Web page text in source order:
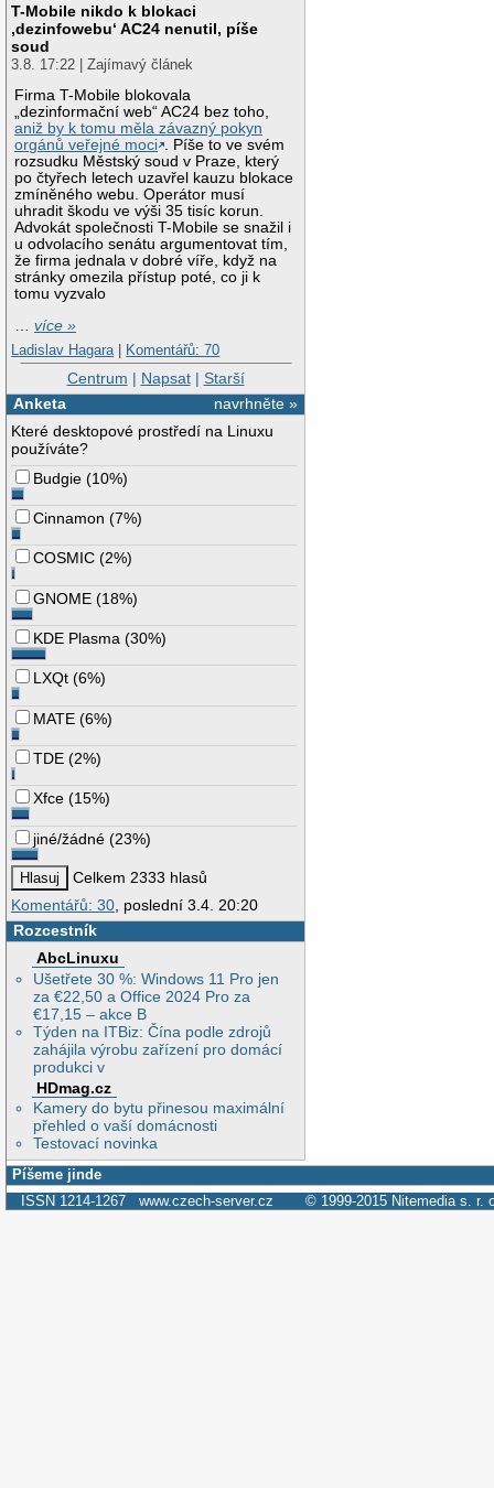
T-Mobile nikdo k blokaci
‚dezinfowebu‘ AC24 nenutil, píše
soud
3.8. 17:22 | Zajímavý článek
Firma T-Mobile blokovala
„dezinformační web“ AC24 bez toho,
aniž by k tomu měla závazný pokyn
orgánů veřejné moci . Píše to ve svém
rozsudku Městský soud v Praze, který
po čtyřech letech uzavřel kauzu blokace
zmíněného webu. Operátor musí
uhradit škodu ve výši 35 tisíc korun.
Advokát společnosti T-Mobile se snažil i
u odvolacího senátu argumentovat tím,
že firma jednala v dobré víře, když na
stránky omezila přístup poté, co ji k
tomu vyzvalo
…více »
Ladislav Hagara | Komentářů: 70
Centrum | Napsat| Starší
navrhněte »
Anketa
Které desktopové prostředí na Linuxu
používáte?
Budgie (10%)
Cinnamon (7%)
COSMIC (2%)
GNOME (18%)
KDE Plasma (30%)
LXQt (6%)
MATE (6%)
TDE (2%)
Xfce (15%)
jiné/žádné (23%)
Celkem 2333 hlasů
Komentářů: 30, poslední 3.4. 20:20
Rozcestník
AbcLinuxu
Ušetřete 30 %: Windows 11 Pro jen
za €22,50 a Office 2024 Pro za
€17,15 – akce B
Týden na ITBiz: Čína podle zdrojů
zahájila výrobu zařízení pro domácí
produkci v
HDmag.cz
Kamery do bytu přinesou maximální
přehled o vaší domácnosti
Testovací novinka
Píšeme jinde
ISSN 1214-1267 www.czech-server.cz © 1999-2015 Nitemedia s. r.